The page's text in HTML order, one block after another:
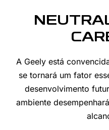
A Geely está
se tornará um fator
desenvolvimento
ambiente